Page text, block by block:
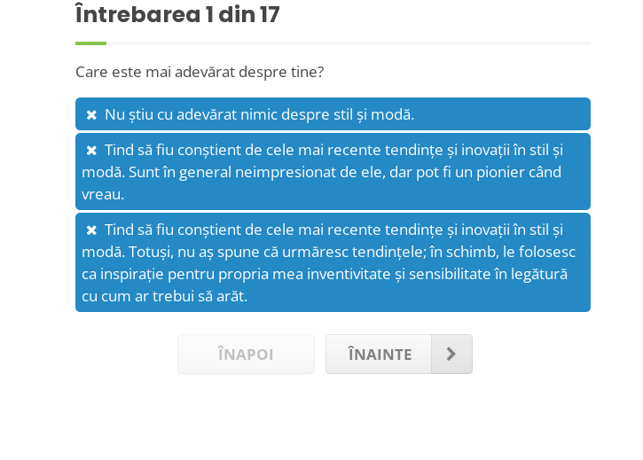
Întrebarea 1 din 17
Care este mai adevărat despre tine?
Nu știu cu adevărat nimic despre stil și modă.
Tind să fiu conștient de cele mai recente tendințe și inovații în stil și
modă. Sunt în general neimpresionat de ele, dar pot fi un pionier când
vreau.
Tind să fiu conștient de cele mai recente tendințe și inovații în stil și
modă. Totuși, nu aș spune că urmăresc tendințele; în schimb, le folosesc
ca inspirație pentru propria mea inventivitate și sensibilitate în legătură
cu cum ar trebui să arăt.
ÎNAPOI ÎNAINTE